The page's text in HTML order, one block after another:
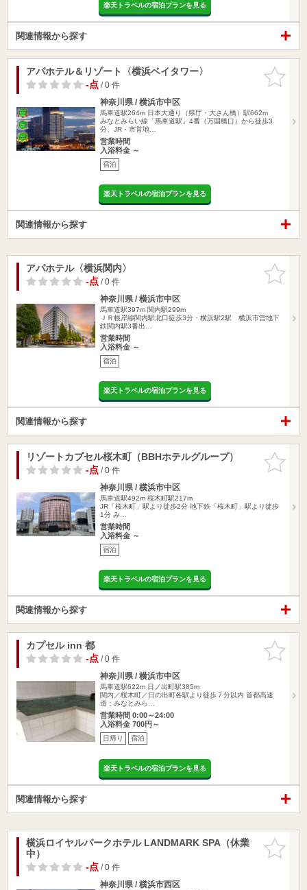
楽天トラベルの宿泊プランを見る
関連情報から探す
お気に入
りに追加
アパホテル＆リゾート〈横浜ベイタワー〉
-点/ 0 件
神奈川県 / 横浜市中区
馬車道駅264m 日本大通り（県庁・大さん橋）駅662m
みなとみらい線「馬車道駅」4番（万国橋口）から徒歩3
分、JR・市営地…
営業時間
入浴料金 ～
宿泊
楽天トラベルの宿泊プランを見る
関連情報から探す
お気に入
りに追加
アパホテル〈横浜関内〉
-点/ 0 件
神奈川県 / 横浜市中区
馬車道駅397m 関内駅299m
ＪＲ根岸線関内駅北口徒歩3分・横浜駅2駅 横浜市営地下
鉄関内駅3番出…
営業時間
入浴料金 ～
宿泊
楽天トラベルの宿泊プランを見る
関連情報から探す
お気に入
りに追加
リゾートカプセル桜木町（BBHホテルグループ）
-点/ 0 件
神奈川県 / 横浜市中区
馬車道駅492m 桜木町駅217m
JR「桜木町」駅より徒歩2分 地下鉄「桜木町」駅より徒歩
1分 み…
営業時間
入浴料金 ～
宿泊
楽天トラベルの宿泊プランを見る
関連情報から探す
お気に入
りに追加
カプセル inn 都
-点/ 0 件
神奈川県 / 横浜市中区
馬車道駅622m 日ノ出町駅385m
関内／桜木町／日の出町各駅より徒歩７分以内 首都高速
道：みなとみら…
営業時間 0:00～24:00
入浴料金 700円～
日帰り 宿泊
楽天トラベルの宿泊プランを見る
関連情報から探す
お気に入
りに追加
横浜ロイヤルパークホテル LANDMARK SPA（休業
中）
-点/ 0 件
神奈川県 / 横浜市西区